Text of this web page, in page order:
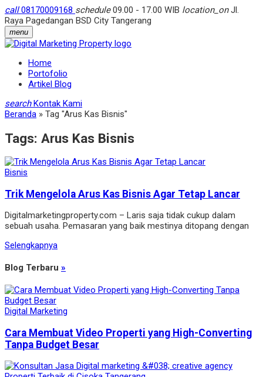
call08170009168 schedule09.00 - 17.00 WIB location_onJl.
Raya Pagedangan BSD City Tangerang
menu
Home
Portofolio
Artikel Blog
search Kontak Kami
Beranda » Tag "Arus Kas Bisnis"
Tags: Arus Kas Bisnis
Bisnis
Trik Mengelola Arus Kas Bisnis Agar Tetap Lancar
Digitalmarketingproperty.com – Laris saja tidak cukup dalam
sebuah usaha. Pemasaran yang baik mestinya ditopang dengan
Selengkapnya
Blog Terbaru »
Digital Marketing
Cara Membuat Video Properti yang High-Converting
Tanpa Budget Besar